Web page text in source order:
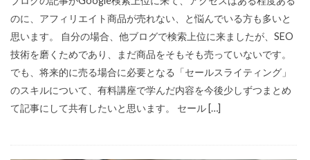
のに、アフィリエイト商品が売れない、と悩んでいる方も多いと
思います。 自分の場合、他ブログで検索上位に来ましたが、SEO
技術を磨くためであり、まだ商品をそもそも売っていないです。
でも、将来的に売る場合に必要となる「セールスライティング」
のスキルについて、有料講座で学んだ内容を今後少しずつまとめ
て記事にして共有したいと思います。 セール […]